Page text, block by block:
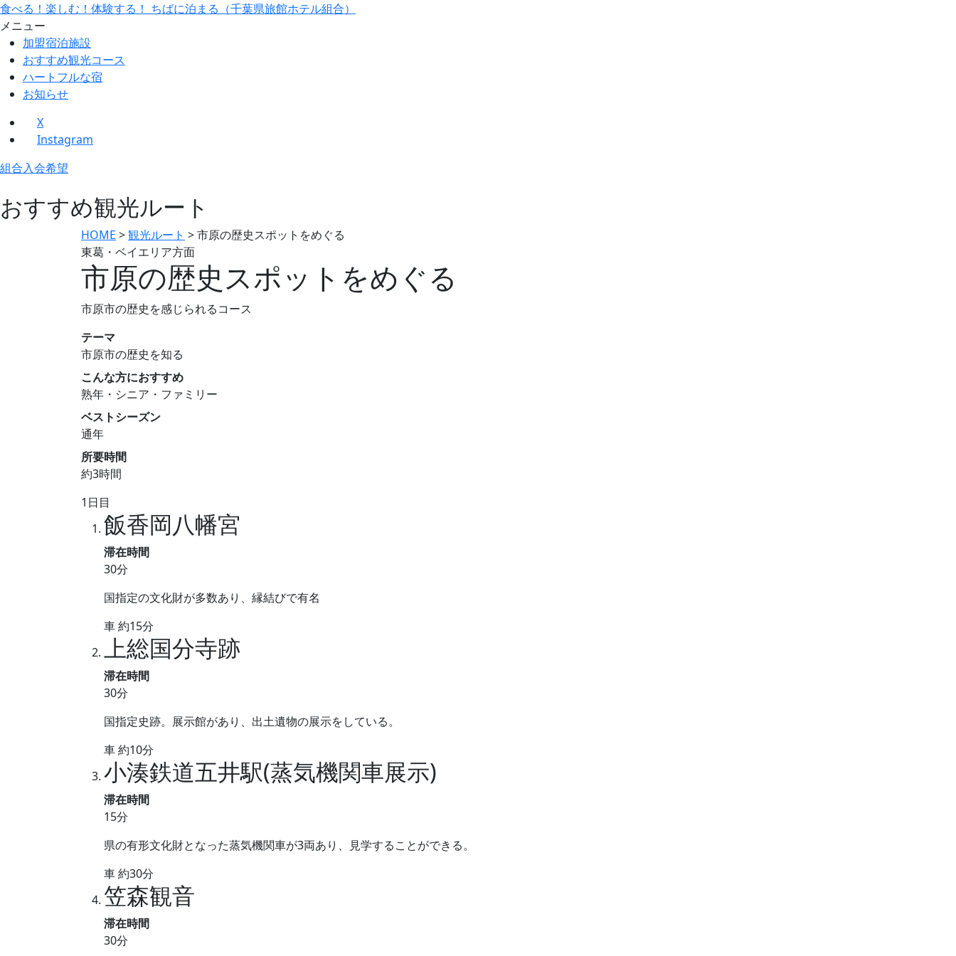
食べる！楽しむ！体験する！ ちばに泊まる（千葉県旅館ホテル組合）
メニュー
加盟宿泊施設
おすすめ観光コース
ハートフルな宿
お知らせ
X
Instagram
組合入会希望
おすすめ観光ルート
HOME >観光ルート >市原の歴史スポットをめぐる
東葛・ベイエリア方面
市原の歴史スポットをめぐる
市原市の歴史を感じられるコース
テーマ
市原市の歴史を知る
こんな方におすすめ
熟年・シニア・ファミリー
ベストシーズン
通年
所要時間
約3時間
1日目
飯香岡八幡宮
滞在時間
30分
国指定の文化財が多数あり、縁結びで有名
車 約15分
上総国分寺跡
滞在時間
30分
国指定史跡。展示館があり、出土遺物の展示をしている。
車 約10分
小湊鉄道五井駅(蒸気機関車展示)
滞在時間
15分
県の有形文化財となった蒸気機関車が3両あり、見学することができる。
車 約30分
笠森観音
滞在時間
30分